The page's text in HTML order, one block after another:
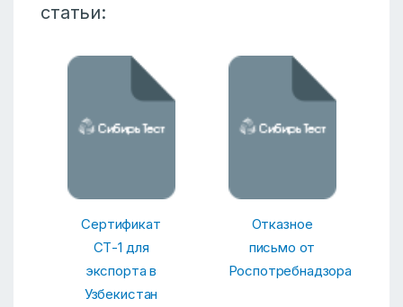
статьи:
Сертификат
СТ-1 для
экспорта в
Узбекистан
Отказное
письмо от
Роспотребнадзора